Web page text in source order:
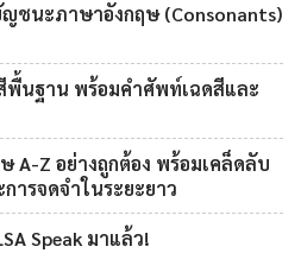
ชนะภาษาอังกฤษ (Consonants)
พื้นฐาน พร้อมคำศัพท์เฉดสีและ
A-Z อย่างถูกต้อง พร้อมเคล็ดลับ
ารจดจำในระยะยาว
Speak มาแล้ว!